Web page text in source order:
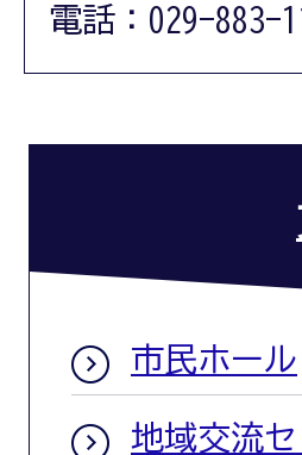
電話：029-883-
市民ホール
地域交流